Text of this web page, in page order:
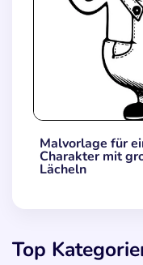
Malvorlage für
Charakter mit
Lächeln
Top